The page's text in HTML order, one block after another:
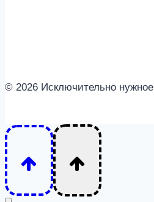
© 2026 Исключительно нужное